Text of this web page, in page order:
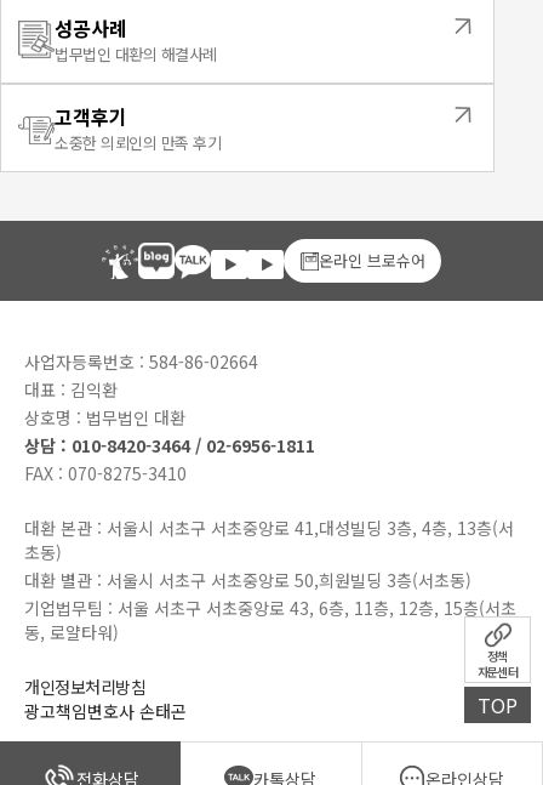
정책
자문센터
TOP
전화상담 카톡상담 온라인상담
성공사례
법무법인 대환의 해결사례
고객후기
소중한 의뢰인의 만족 후기
온라인 브로슈어
사업자등록번호 : 584-86-02664
대표 : 김익환
상호명 : 법무법인 대환
상담 : 010-8420-3464 / 02-6956-1811
FAX : 070-8275-3410
대환 본관 : 서울시 서초구 서초중앙로 41,대성빌딩 3층, 4층, 13층(서
초동)
대환 별관 : 서울시 서초구 서초중앙로 50,희원빌딩 3층(서초동)
기업법무팀 : 서울 서초구 서초중앙로 43, 6층, 11층, 12층, 15층(서초
동, 로얄타워)
개인정보처리방침
광고책임변호사 손태곤